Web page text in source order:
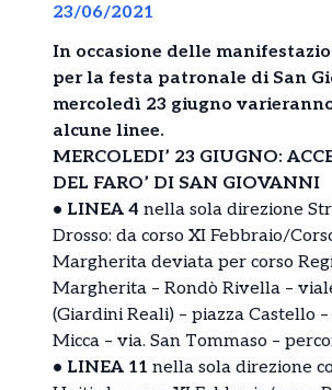
23/06/2021
In occasione delle
per la festa patronale di San
mercoledì 23 giugno
alcune linee.
MERCOLEDI’ 23 GIUGNO:
DEL FARO’ DI SAN GIOVANNI
• LINEA 4 nella sola direzione
Drosso: da corso XI Febbraio/
Margherita deviata per corso
Margherita – Rondò Rivella –
(Giardini Reali) – piazza Castello
Micca – via. San Tommaso –
• LINEA 11 nella sola direzione